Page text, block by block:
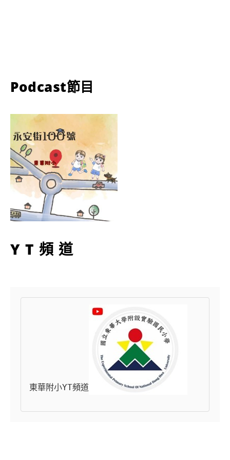
Podcast節目
YT頻道
東華附小YT頻道